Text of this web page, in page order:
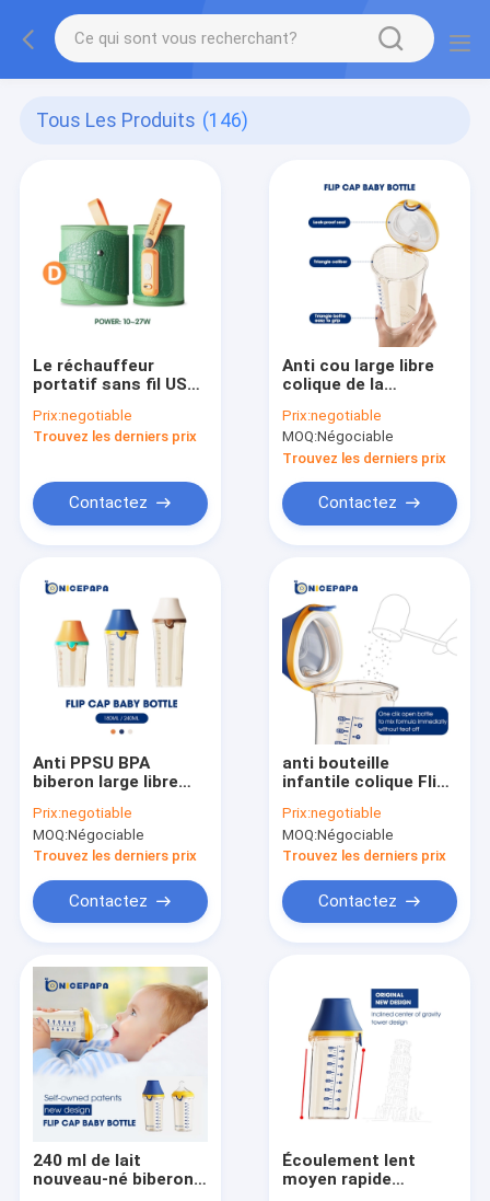
Tous Les Produits (146)
Le réchauffeur
portatif sans fil USB
bouteille de lait
infantile a approuvé
Prix:negotiable
Trouvez les derniers prix
Contactez
Anti cou large libre
colique de la
de Flip Cap Natural
Flow Baby
Prix:negotiable
MOQ:Négociable
Trouvez les derniers prix
Contactez
Anti PPSU BPA
biberon large libre
Cap Infant Feeder
Bottle
Prix:negotiable
MOQ:Négociable
Trouvez les derniers prix
Contactez
anti bouteille
infantile colique Flip
allaiter au biberon de
180ml /240ml libre
Prix:negotiable
MOQ:Négociable
Trouvez les derniers prix
Contactez
240 ml de lait
nouveau-né biberons
Écoulement lent
moyen rapide